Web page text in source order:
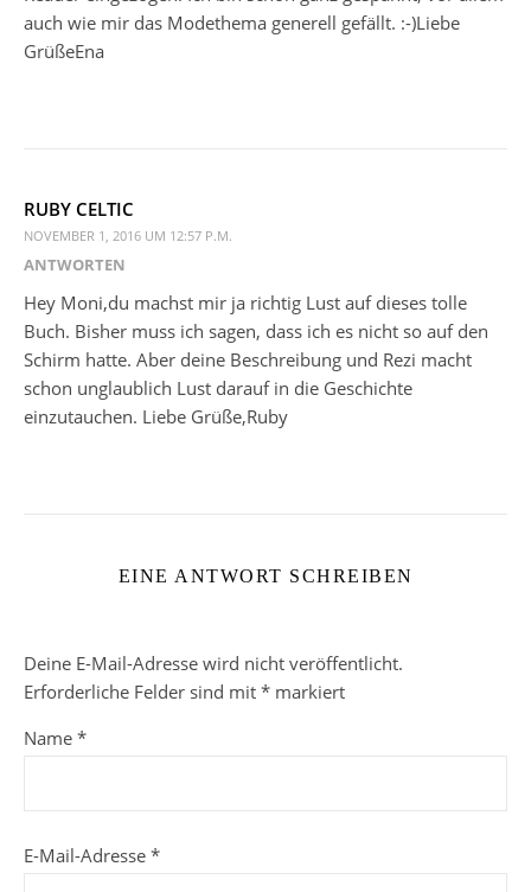
auch wie mir das Modethema generell gefällt. :-)Liebe
GrüßeEna
RUBY CELTIC
NOVEMBER 1, 2016 UM 12:57 P.M.
ANTWORTEN
Hey Moni,du machst mir ja richtig Lust auf dieses tolle
Buch. Bisher muss ich sagen, dass ich es nicht so auf den
Schirm hatte. Aber deine Beschreibung und Rezi macht
schon unglaublich Lust darauf in die Geschichte
einzutauchen. Liebe Grüße,Ruby
EINE ANTWORT SCHREIBEN
Deine E-Mail-Adresse wird nicht veröffentlicht.
Erforderliche Felder sind mit * markiert
Name *
E-Mail-Adresse *